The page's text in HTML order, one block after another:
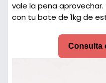
vale la pena aprovechar.
con tu bote de 1kg de
Consulta